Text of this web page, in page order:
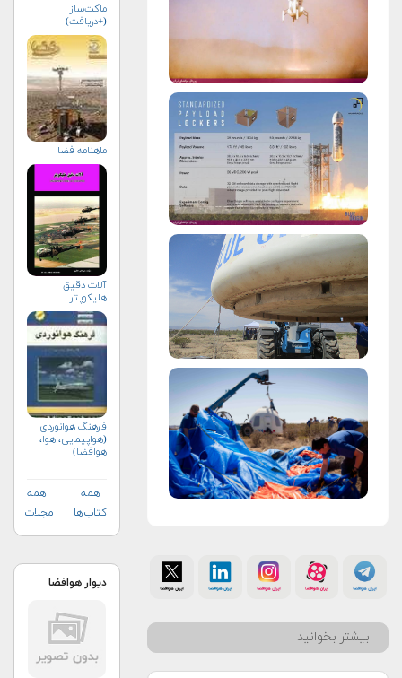
بیشتر بخوانید
ماکت‌ساز
(+دریافت)
ماهنامه فضا
آلات دقيق
هليكوپتر
فرهنگ هوانوردی
(هواپیمایی، هوا،
هوافضا)
همه
کتاب‌ها
همه
مجلات
دیوار هوافضا